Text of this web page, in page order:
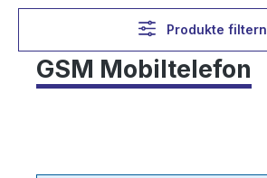
Produkte filtern
GSM Mobiltelefon